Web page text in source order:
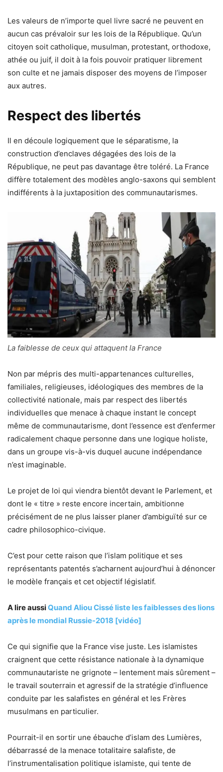
Les valeurs de n’importe quel livre sacré ne peuvent en
aucun cas prévaloir sur les lois de la République. Qu’un
citoyen soit catholique, musulman, protestant, orthodoxe,
athée ou juif, il doit à la fois pouvoir pratiquer librement
son culte et ne jamais disposer des moyens de l’imposer
aux autres.
Respect des libertés
Il en découle logiquement que le séparatisme, la
construction d’enclaves dégagées des lois de la
République, ne peut pas davantage être toléré. La France
diffère totalement des modèles anglo-saxons qui semblent
indifférents à la juxtaposition des communautarismes.
La faiblesse de ceux qui attaquent la France
Non par mépris des multi-appartenances culturelles,
familiales, religieuses, idéologiques des membres de la
collectivité nationale, mais par respect des libertés
individuelles que menace à chaque instant le concept
même de communautarisme, dont l’essence est d’enfermer
radicalement chaque personne dans une logique holiste,
dans un groupe vis-à-vis duquel aucune indépendance
n’est imaginable.
Le projet de loi qui viendra bientôt devant le Parlement, et
dont le « titre » reste encore incertain, ambitionne
précisément de ne plus laisser planer d’ambiguïté sur ce
cadre philosophico-civique.
C’est pour cette raison que l’islam politique et ses
représentants patentés s’acharnent aujourd’hui à dénoncer
le modèle français et cet objectif législatif.
A lire aussiQuand Aliou Cissé liste les faiblesses des lions
après le mondial Russie-2018 [vidéo]
Ce qui signifie que la France vise juste. Les islamistes
craignent que cette résistance nationale à la dynamique
communautariste ne grignote – lentement mais sûrement –
le travail souterrain et agressif de la stratégie d’influence
conduite par les salafistes en général et les Frères
musulmans en particulier.
Pourrait-il en sortir une ébauche d’islam des Lumières,
débarrassé de la menace totalitaire salafiste, de
l’instrumentalisation politique islamiste, qui tente de